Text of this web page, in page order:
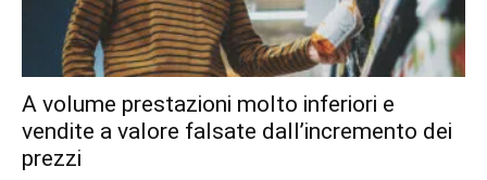
A volume prestazioni molto inferiori e
vendite a valore falsate dall’incremento dei
prezzi